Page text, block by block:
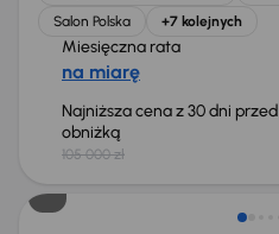
Salon Polska
+7 kolejnych
Miesięczna rata
na miarę
Najniższa cena z 30 dni przed
obniżką
105 000 zł
Możliwość odliczenia VAT